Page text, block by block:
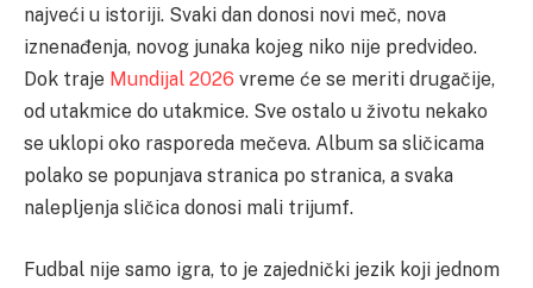
najveći u istoriji. Svaki dan donosi novi meč, nova
iznenađenja, novog junaka kojeg niko nije predvideo.
Dok traje Mundijal 2026 vreme će se meriti drugačije,
od utakmice do utakmice. Sve ostalo u životu nekako
se uklopi oko rasporeda mečeva. Album sa sličicama
polako se popunjava stranica po stranica, a svaka
nalepljenja sličica donosi mali trijumf.
Fudbal nije samo igra, to je zajednički jezik koji jednom